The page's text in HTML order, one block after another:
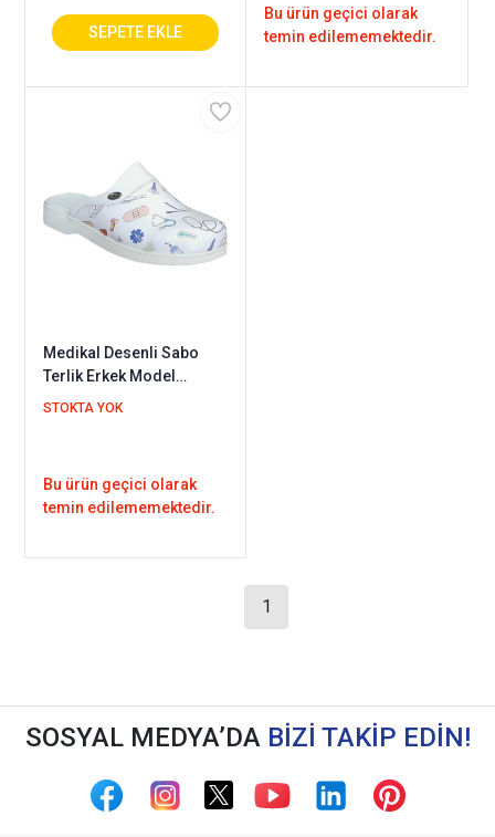
Bu ürün geçici olarak
temin edilememektedir.
Medikal Desenli Sabo
Terlik Erkek Model
Sweet101 (Ortopedik ve
STOKTA YOK
Bu ürün geçici olarak
temin edilememektedir.
1
SOSYAL MEDYA’DA BİZİ TAKİP EDİN!